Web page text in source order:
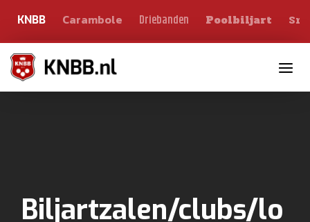
KNBB Carambole Driebanden Poolbiljart
Biljartzalen/clubs/lo